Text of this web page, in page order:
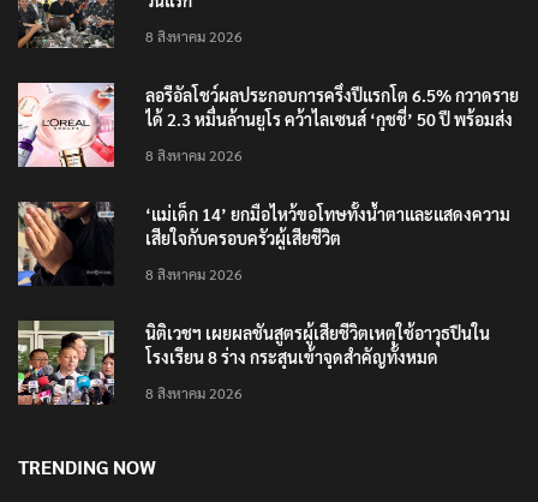
‘อนุทิน’ ควงภริยาชมงาน OTOP ศิลปาชีพ ประทีปไทย
8 สิงหาคม 2026
ลอรีอัลโชว์ผลประกอบการครึ่งปีแรกโต 6.5% กวาดราย
8 สิงหาคม 2026
‘แม่เด็ก 14’ ยกมือไหว้ขอโทษทั้งน้ำตาและแสดงความ
8 สิงหาคม 2026
นิติเวชฯ เผยผลชันสูตรผู้เสียชีวิตเหตุใช้อาวุธปืนใน